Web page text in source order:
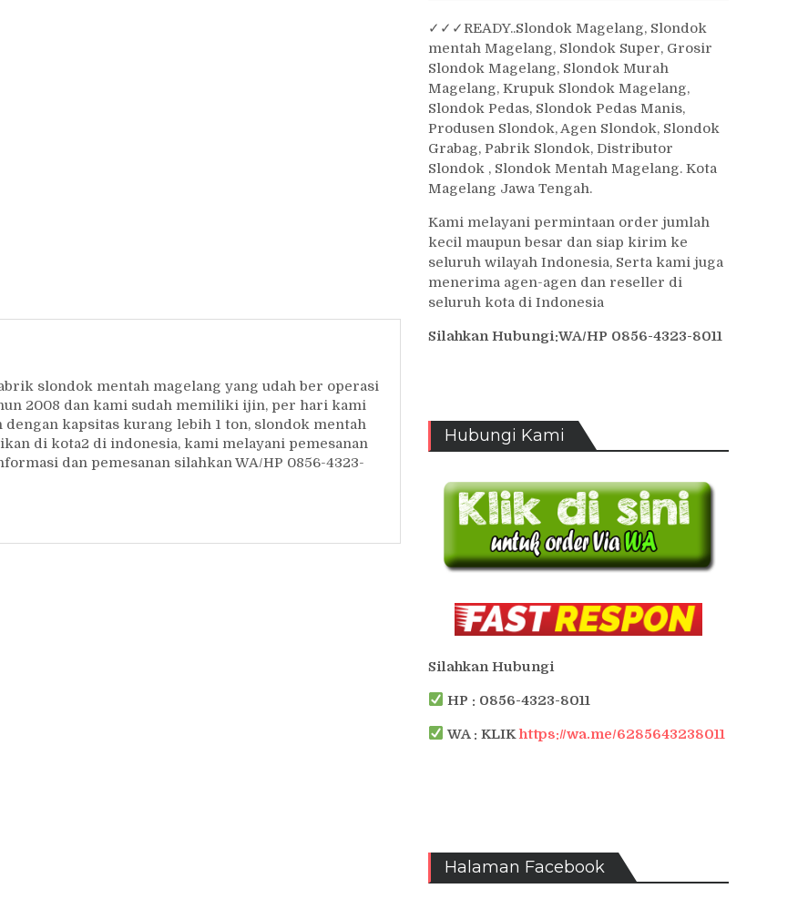
slondok mentah magelang yang udah ber operasi
2008 dan kami sudah memiliki ijin, per hari kami
kapsitas kurang lebih 1 ton, slondok mentah
di kota2 di indonesia, kami melayani pemesanan
dan pemesanan silahkan WA/HP 0856-4323-
✓ ✓✓READY..Slondok Magelang, Slondok
mentah Magelang, Slondok Super, Grosir
Slondok Magelang, Slondok Murah
Magelang, Krupuk Slondok Magelang,
Slondok Pedas, Slondok Pedas Manis,
Produsen Slondok, Agen Slondok, Slondok
Grabag, Pabrik Slondok, Distributor
Slondok , Slondok Mentah Magelang. Kota
Magelang Jawa Tengah.
Kami melayani permintaan order jumlah
kecil maupun besar dan siap kirim ke
seluruh wilayah Indonesia, Serta kami juga
menerima agen-agen dan reseller di
seluruh kota di Indonesia
Silahkan Hubungi:WA/HP 0856-4323-8011
Hubungi Kami
Silahkan Hubungi
HP : 0856-4323-8011
WA : KLIKhttps://wa.me/6285643238011
Halaman Facebook